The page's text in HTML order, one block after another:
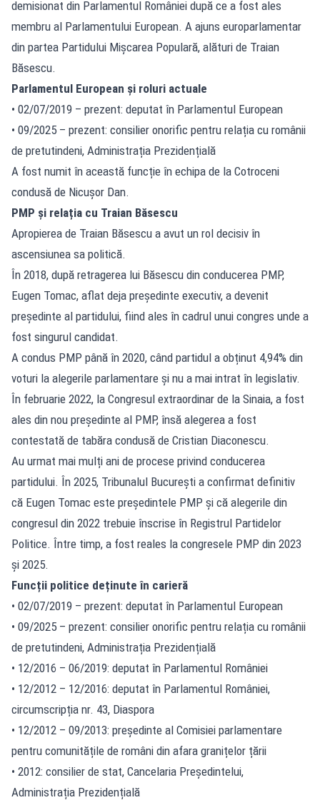
demisionat din Parlamentul României după ce a fost ales
membru al Parlamentului European. A ajuns europarlamentar
din partea Partidului Mișcarea Populară, alături de Traian
Băsescu.
Parlamentul European și roluri actuale
• 02/07/2019 – prezent: deputat în Parlamentul European
• 09/2025 – prezent: consilier onorific pentru relația cu românii
de pretutindeni, Administrația Prezidențială
A fost numit în această funcție în echipa de la Cotroceni
condusă de Nicușor Dan.
PMP și relația cu Traian Băsescu
Apropierea de Traian Băsescu a avut un rol decisiv în
ascensiunea sa politică.
În 2018, după retragerea lui Băsescu din conducerea PMP,
Eugen Tomac, aflat deja președinte executiv, a devenit
președinte al partidului, fiind ales în cadrul unui congres unde a
fost singurul candidat.
A condus PMP până în 2020, când partidul a obținut 4,94% din
voturi la alegerile parlamentare și nu a mai intrat în legislativ.
În februarie 2022, la Congresul extraordinar de la Sinaia, a fost
ales din nou președinte al PMP, însă alegerea a fost
contestată de tabăra condusă de Cristian Diaconescu.
Au urmat mai mulți ani de procese privind conducerea
partidului. În 2025, Tribunalul București a confirmat definitiv
că Eugen Tomac este președintele PMP și că alegerile din
congresul din 2022 trebuie înscrise în Registrul Partidelor
Politice. Între timp, a fost reales la congresele PMP din 2023
și 2025.
Funcții politice deținute în carieră
• 02/07/2019 – prezent: deputat în Parlamentul European
• 09/2025 – prezent: consilier onorific pentru relația cu românii
de pretutindeni, Administrația Prezidențială
• 12/2016 – 06/2019: deputat în Parlamentul României
• 12/2012 – 12/2016: deputat în Parlamentul României,
circumscripția nr. 43, Diaspora
• 12/2012 – 09/2013: președinte al Comisiei parlamentare
pentru comunitățile de români din afara granițelor țării
• 2012: consilier de stat, Cancelaria Președintelui,
Administrația Prezidențială